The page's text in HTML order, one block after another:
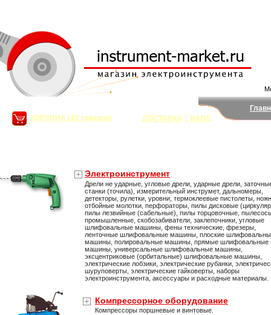
КОРЗИНА (10 товаров)
ДОСТАВКА | ВХОД
Электроинструмент
Дрели не ударные, угловые дрели, ударные дрели,
станки (точила), измерительный инструмет, дальномеры,
детекторы, рулетки, уровни, термоклеевые пистолеты,
отбойные молотки, перфораторы, пилы дисковые
пилы лезвийные (сабельные), пилы торцовочные,
промышленные, скобозабиватели, заклепочники, угловые
шлифовальные машины, фены технические, фрезеры,
ленточные шлифовальные машины, плоские
машины, полировальные машины, прямые шлифовальные
машины, универсальные шлифовальные машины,
эксцентриковые (орбитальные) шлифовальные машины,
электрические лобзики, электрические рубанки,
шуруповерты, электрические гайковерты, наборы
электроинструмента, аксессуары и расходные материалы.
Компрессорное оборудование
Компрессоры поршневые и винтовые.